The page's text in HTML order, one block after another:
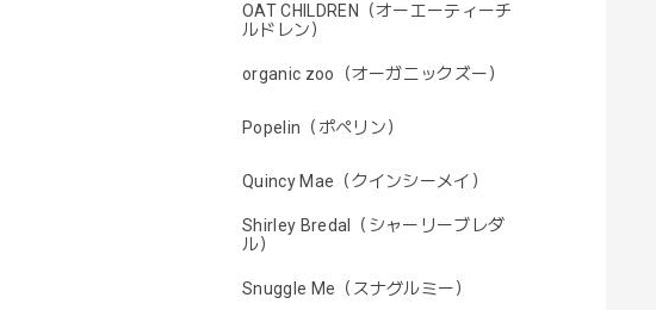
OAT CHILDREN（オーエーティーチ
ルドレン）
organic zoo（オーガニックズー）
Popelin（ポペリン）
Quincy Mae（クインシーメイ）
Shirley Bredal（シャーリーブレダ
ル）
Snuggle Me（スナグルミー）